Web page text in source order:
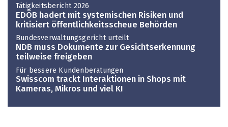
Tätigkeitsbericht 2026
EDÖB hadert mit systemischen Risiken und
kritisiert öffentlichkeitsscheue Behörden
Bundesverwaltungsgericht urteilt
NDB muss Dokumente zur Gesichtserkennung
teilweise freigeben
Für bessere Kundenberatungen
Swisscom trackt Interaktionen in Shops mit
Kameras, Mikros und viel KI